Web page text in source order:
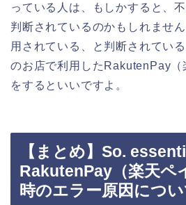
っている人は、もしかすると、
判断されているのかもしれませ
用されている、と判断されてい
のお店で利用したRakutenPay（
をするといいですよ。
【まとめ】So.
RakutenPay（楽天ペ
時のエラー原因につ